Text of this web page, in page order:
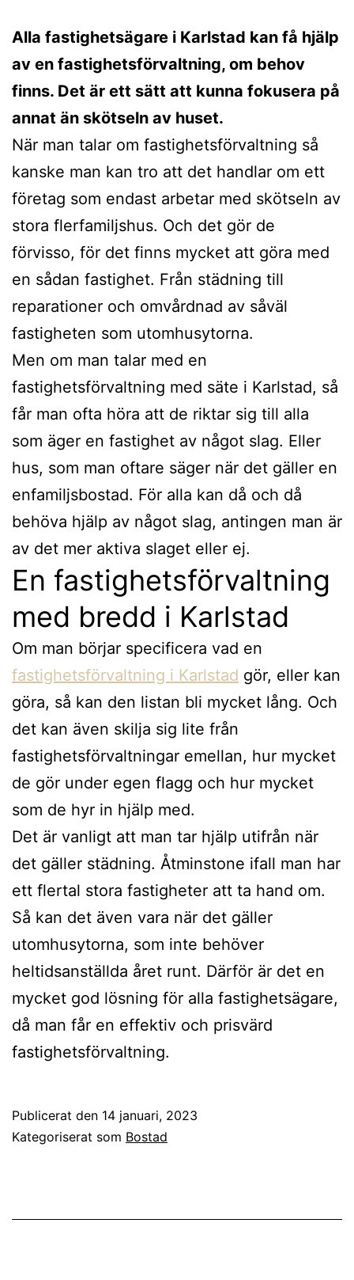
Alla fastighetsägare i Karlstad kan få hjälp
av en fastighetsförvaltning, om behov
finns. Det är ett sätt att kunna fokusera på
annat än skötseln av huset.
När man talar om fastighetsförvaltning så
kanske man kan tro att det handlar om ett
företag som endast arbetar med skötseln av
stora flerfamiljshus. Och det gör de
förvisso, för det finns mycket att göra med
en sådan fastighet. Från städning till
reparationer och omvårdnad av såväl
fastigheten som utomhusytorna.
Men om man talar med en
fastighetsförvaltning med säte i Karlstad, så
får man ofta höra att de riktar sig till alla
som äger en fastighet av något slag. Eller
hus, som man oftare säger när det gäller en
enfamiljsbostad. För alla kan då och då
behöva hjälp av något slag, antingen man är
av det mer aktiva slaget eller ej.
En fastighetsförvaltning
med bredd i Karlstad
Om man börjar specificera vad en
fastighetsförvaltning i Karlstad gör, eller kan
göra, så kan den listan bli mycket lång. Och
det kan även skilja sig lite från
fastighetsförvaltningar emellan, hur mycket
de gör under egen flagg och hur mycket
som de hyr in hjälp med.
Det är vanligt att man tar hjälp utifrån när
det gäller städning. Åtminstone ifall man har
ett flertal stora fastigheter att ta hand om.
Så kan det även vara när det gäller
utomhusytorna, som inte behöver
heltidsanställda året runt. Därför är det en
mycket god lösning för alla fastighetsägare,
då man får en effektiv och prisvärd
fastighetsförvaltning.
Publicerat den 14 januari, 2023
Kategoriserat som Bostad